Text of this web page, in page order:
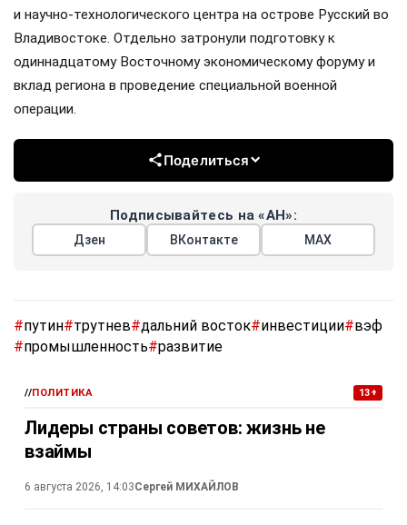
и научно-технологического центра на острове Русский во
Владивостоке. Отдельно затронули подготовку к
одиннадцатому Восточному экономическому форуму и
вклад региона в проведение специальной военной
операции.
Поделиться
Подписывайтесь на «АН»:
Дзен ВКонтакте МАХ
#путин#трутнев#дальний восток#инвестиции#вэф
#промышленность#развитие
//ПОЛИТИКА 13+
Лидеры страны советов: жизнь не
взаймы
6 августа 2026, 14:03Сергей МИХАЙЛОВ